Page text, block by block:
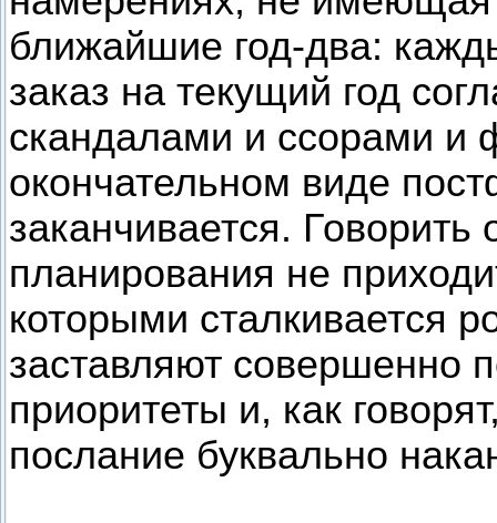
ближайшие год-два:
заказ на текущий год
скандалами и ссорами и
окончательном виде
заканчивается. Говорить
планирования не
которыми сталкивается
заставляют совершенно
приоритеты и, как
послание буквально